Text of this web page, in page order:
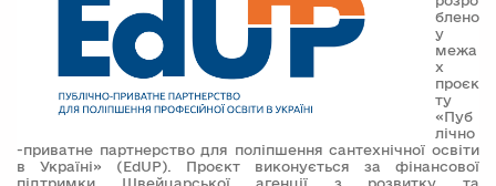
блено
у
межа
х
проєк
ту
«Пуб
лічно
-приватне партнерство для поліпшення сантехнічної освіти
в Україні» (EdUP). Проєкт виконується за фінансової